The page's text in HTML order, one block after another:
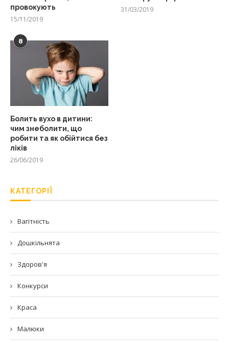
провокують
15/11/2019
31/03/2019
8
Болить вухо в дитини:
чим знеболити, що
робити та як обійтися без
ліків
26/06/2019
КАТЕГОРІЇ
Вагітність
Дошкільнята
Здоров'я
Конкурси
Краса
Малюки